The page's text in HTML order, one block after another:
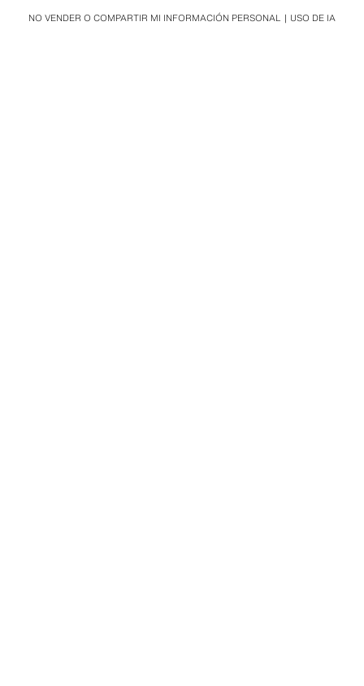
NO VENDER O COMPARTIR MI INFORMACIÓN PERSONAL USO DE IA